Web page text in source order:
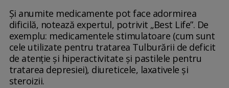
Și anumite medicamente pot face adormirea
dificilă, notează expertul, potrivit „Best Life”. De
exemplu: medicamentele stimulatoare (cum sunt
cele utilizate pentru tratarea Tulburării de deficit
de atenție și hiperactivitate și pastilele pentru
tratarea depresiei), diureticele, laxativele și
steroizii.